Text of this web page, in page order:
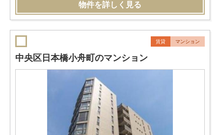
物件を詳しく見る
賃貸 マンション
中央区日本橋小舟町のマンション